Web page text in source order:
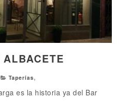
Taperías,
es la historia ya del Bar